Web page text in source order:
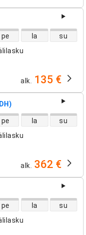
pe la su
alk. 135 €
pe la su
alk. 362 €
pe la su